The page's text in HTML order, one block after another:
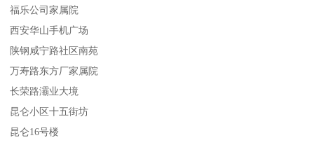
福乐公司家属院
西安华山手机广场
陕钢咸宁路社区南苑
万寿路东方厂家属院
长荣路灞业大境
昆仑小区十五街坊
昆仑16号楼